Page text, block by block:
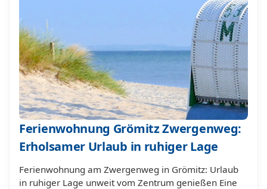
Ferienwohnung Grömitz Zwergenweg:
Erholsamer Urlaub in ruhiger Lage
Ferienwohnung am Zwergenweg in Grömitz: Urlaub
in ruhiger Lage unweit vom Zentrum genießen Eine